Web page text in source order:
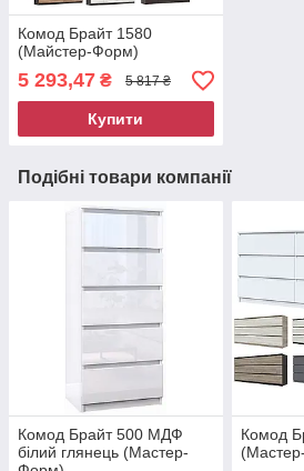
Комод Брайт 1580
(Майстер-Форм)
5 293,47 ₴ 5 817 ₴
Купити
Подібні товари компанії
Комод Брайт 500 МДФ
білий глянець (Мастер-
Комод